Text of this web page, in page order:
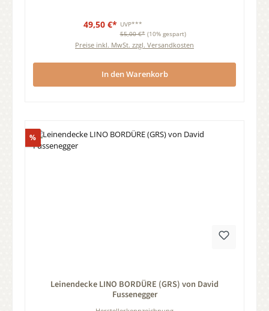
49,50 €* UVP***
55,00 €* (10% gespart)
Preise inkl. MwSt. zzgl. Versandkosten
In den Warenkorb
%Rabatt
Leinendecke LINO BORDÜRE (GRS) von David
Fussenegger